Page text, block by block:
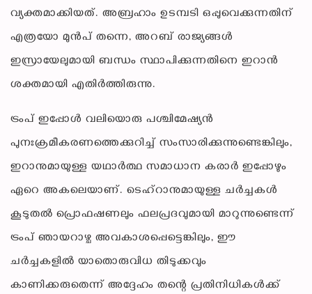
വ്യക്തമാക്കിയത്. അബ്രഹാം ഉടമ്പടി ഒപ്പുവെക്കുന്നതിന്
എത്രയോ മുൻപ് തന്നെ, അറബ് രാജ്യങ്ങൾ
ഇസ്രായേലുമായി ബന്ധം സ്ഥാപിക്കുന്നതിനെ ഇറാൻ
ശക്തമായി എതിർത്തിരുന്നു.
ട്രംപ് ഇപ്പോൾ വലിയൊരു പശ്ചിമേഷ്യൻ
പുനഃക്രമീകരണത്തെക്കുറിച്ച് സംസാരിക്കുന്നുണ്ടെങ്കിലും,
ഇറാനുമായുള്ള യഥാർത്ഥ സമാധാന കരാർ ഇപ്പോഴും
ഏറെ അകലെയാണ്. ടെഹ്‌റാനുമായുള്ള ചർച്ചകൾ
കൂടുതൽ പ്രൊഫഷണലും ഫലപ്രദവുമായി മാറുന്നുണ്ടെന്ന്
ട്രംപ് ഞായറാഴ്ച അവകാശപ്പെട്ടെങ്കിലും, ഈ
ചർച്ചകളിൽ യാതൊരുവിധ തിടുക്കവും
കാണിക്കരുതെന്ന് അദ്ദേഹം തന്റെ പ്രതിനിധികൾക്ക്